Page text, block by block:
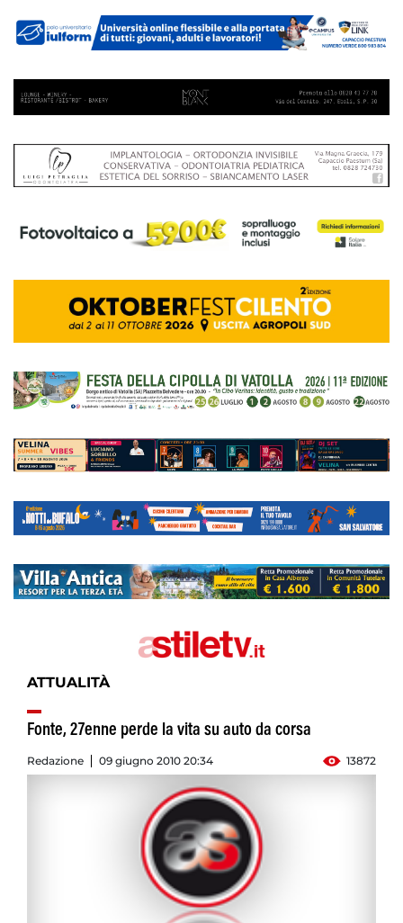
ATTUALITÀ
Fonte, 27enne perde la vita su auto da corsa
Redazione 09 giugno 2010 20:34 13872